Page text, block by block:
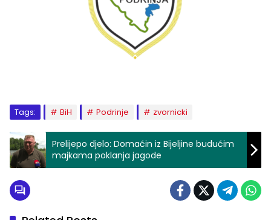
Tags: BiH Podrinje zvornicki
Prelijepo djelo: Domaćin iz Bijeljine budućim
majkama poklanja jagode